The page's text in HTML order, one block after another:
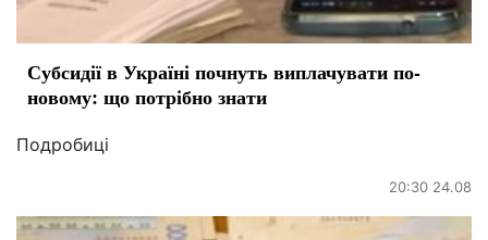
Субсидії в Україні почнуть виплачувати по-
новому: що потрібно знати
Подробиці
20:30 24.08